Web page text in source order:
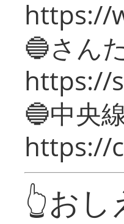
https://
🔵さん
https://
🔵中央
https://
👆お